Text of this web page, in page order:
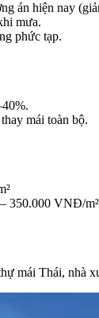
án hiện nay
mưa.
phức tạp.
mái toàn bộ.
350.000 VNĐ/m²
mái Thái, nhà